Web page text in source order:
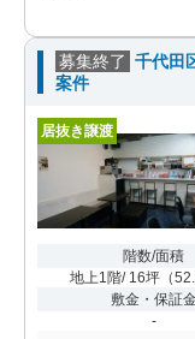
募集終了 千代田
案件
居抜き譲渡
階数/面積
地上1階/ 16坪 （
敷金・保証
-